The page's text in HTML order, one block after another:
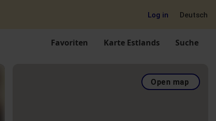
Log in Deutsch
Favoriten Karte Estlands Suche
Open map